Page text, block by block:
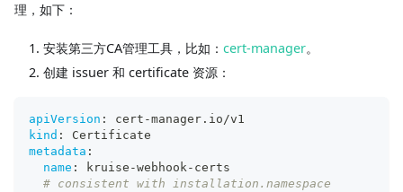
理，如下：
安装第三方CA管理工具，比如： cert-manager。
创建 issuer 和 certificate 资源：
apiVersion : cert -manager.io/v1
kind :
Certificate
metadata :
name : kruise -webhook- certs
# consistent with installation.namespace